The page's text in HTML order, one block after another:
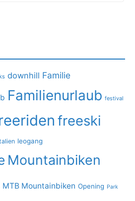
downhill Familie
Familienurlaub festival
freeski
leogang
Mountainbiken
MTB Mountainbiken Opening Park